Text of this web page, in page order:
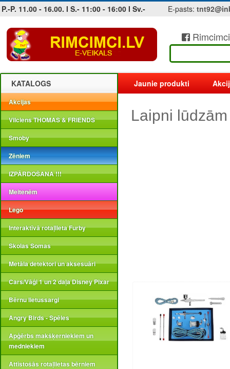
P.-P. 11.00 - 16.00. I S.- 11:00 - 16:00 I Sv.- E-pasts:
Jobs at sea and maritime vacancies
KATALOGS
Akcijas
Vilciens THOMAS & FRIENDS
Smoby
Zēniem
IZPĀRDOŠANA !!!
Meitenēm
Lego
Interaktīvā rotaļlieta Furby
Skolas Somas
Metāla detektori un aksesuāri
Cars/Vāģi 1 un 2 daļa Disney Pixar
Bērnu lietussargi
Angry Birds - Spēles
Apģērbs makšķerniekiem un
medniekiem
Attīstošās rotaļlietas bērniem
Jaunie produkti
Laipni